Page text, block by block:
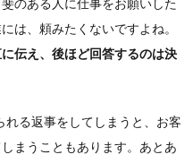
のある人に仕事をお願いした
は、頼みたくないですよね。
伝え、後ほど回答するのは決
れる返事をしてしまうと、お客
まうこともあります。あとあ